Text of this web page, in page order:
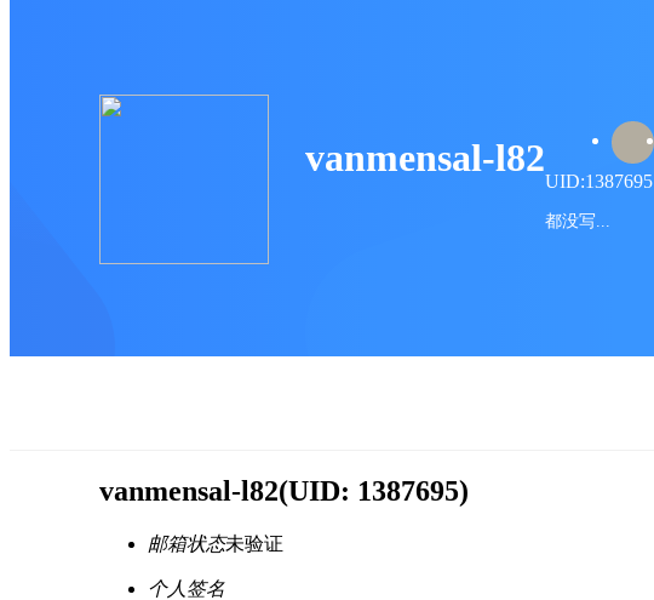
vanmensal-l82
UID:1387695
都没写...
vanmensal-l82(UID: 1387695)
邮箱状态未验证
个人签名